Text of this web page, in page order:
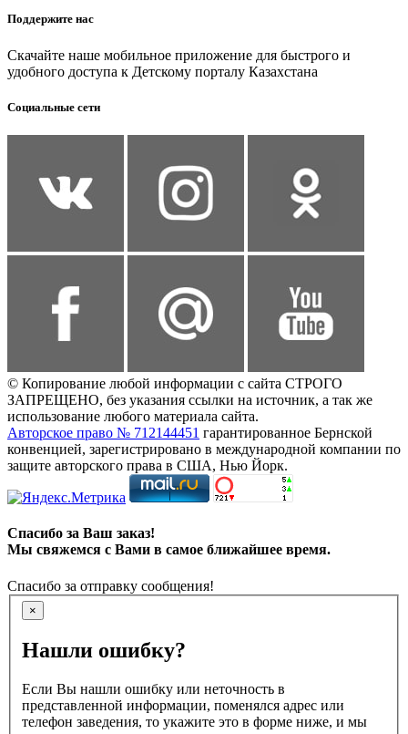
Поддержите нас
Скачайте наше мобильное приложение для быстрого и
удобного доступа к Детскому порталу Казахстана
Социальные сети
© Копирование любой информации с сайта СТРОГО
ЗАПРЕЩЕНО, без указания ссылки на источник, а так же
использование любого материала сайта.
Авторское право № 712144451 гарантированное Бернской
конвенцией, зарегистрировано в международной компании по
защите авторского права в США, Нью Йорк.
Спасибо за Ваш заказ!
Мы свяжемся с Вами в самое ближайшее время.
Спасибо за отправку сообщения!
×
Нашли ошибку?
Если Вы нашли ошибку или неточность в
представленной информации, поменялся адрес или
телефон заведения, то укажите это в форме ниже, и мы